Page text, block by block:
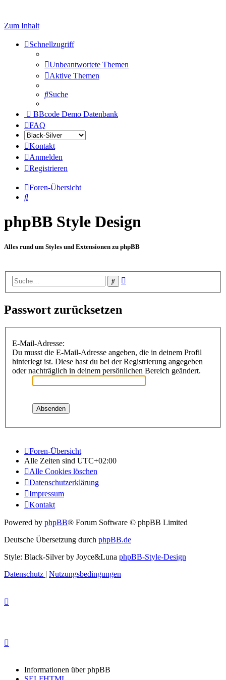
Zum Inhalt
Schnellzugriff
Unbeantwortete Themen
Aktive Themen
Suche
BBcode Demo Datenbank
FAQ
Kontakt
Anmelden
Registrieren
Foren-Übersicht
Suche
phpBB Style Design
Alles rund um Styles und Extensionen zu phpBB
Suche
Passwort zurücksetzen
E-Mail-Adresse:
Du musst die E-Mail-Adresse angeben, die in deinem Profil
hinterlegt ist. Diese hast du bei der Registrierung angegeben
oder nachträglich in deinem persönlichen Bereich geändert.
Foren-Übersicht
Alle Zeiten sind UTC+02:00
Alle Cookies löschen
Datenschutzerklärung
Impressum
Kontakt
Powered by phpBB® Forum Software © phpBB Limited
Deutsche Übersetzung durch phpBB.de
Style: Black-Silver by Joyce&Luna phpBB-Style-Design
Datenschutz | Nutzungsbedingungen
Informationen über phpBB